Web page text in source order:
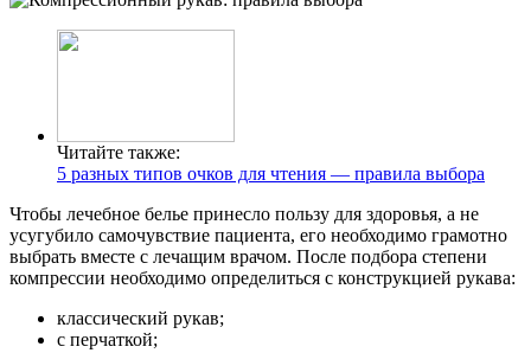
Читайте также:
5 разных типов очков для чтения — правила выбора
Чтобы лечебное белье принесло пользу для здоровья, а не
усугубило самочувствие пациента, его необходимо грамотно
выбрать вместе с лечащим врачом. После подбора степени
компрессии необходимо определиться с конструкцией рукава:
классический рукав;
с перчаткой;